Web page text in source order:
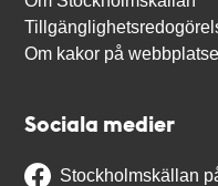
Om kakor på
Sociala medier
Stockholmskällan